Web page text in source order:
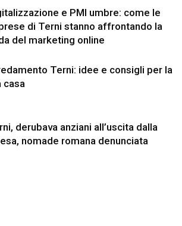
e PMI umbre: come le
di Terni stanno affrontando la
del marketing online
Terni: idee e consigli per la
casa
derubava anziani all’uscita dalla
nomade romana denunciata